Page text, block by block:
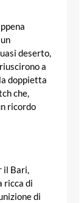
deserto,
a
doppietta
che,
ricordo
il Bari,
ricca di
di